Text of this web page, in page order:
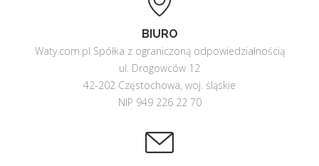
BIURO
Waty.com.pl Spółka z ograniczoną odpowiedzialnością
ul. Drogowców 12
42-202 Częstochowa, woj. śląskie
NIP 949 226 22 70